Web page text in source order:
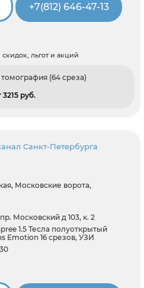
+7(812) 646-47-13
льгот и акций
(64 среза)
3215 pуб.
Санкт-Петербурга
Московские ворота,
Московский д 103, к. 2
1.5 Тесла полуоткрытый
Emotion 16 срезов, УЗИ